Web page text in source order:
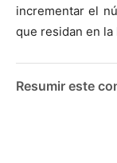
incrementar el
que residan en la
Resumir este